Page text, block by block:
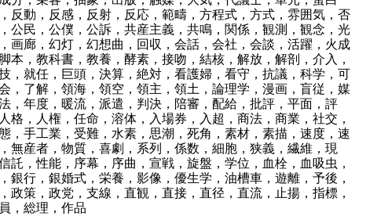
反動，反感，反射，反応，範疇，方程式，方式，雰囲気，否
公民，公僕，公訴，共産主義，共鳴，関係，観測，観念，光
画廊，幻灯，幻想曲，回収，会話，会社，会談，活躍，火成
，教科書，教養，酵素，接吻，結核，解放，解剖，介入，
，就任，巨頭，決算，絶対，看護婦，看守，抗議，科学，可
，了解，領海，領空，領主，領土，論理学，漫画，盲従，媒
，年度，暖流，派遣，判決，陪審，配給，批評，平面，評
，人権，任命，溶体，入場券，入超，商法，商業，社交，
，手工業，受難，水素，思潮，死角，素材，素描，速度，速
産者，物質，喜劇，系列，係数，細胞，狭義，繊維，現
，性能，序幕，序曲，宣戦，旋盤，学位，血栓，血吸虫，
行，銀婚式，栄養，影像，優生学，油槽車，遊離，予後，
策，政党，支線，直観，直接，直径，直流，止揚，指標，
，総理，作品